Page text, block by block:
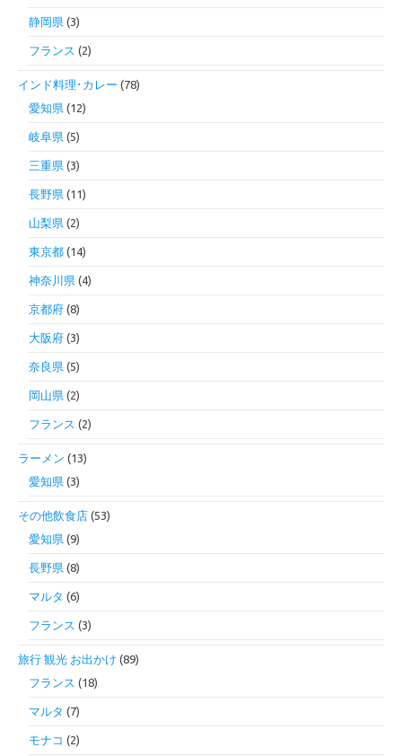
静岡県 (3)
フランス (2)
インド料理･カレー (78)
愛知県 (12)
岐阜県 (5)
三重県 (3)
長野県 (11)
山梨県 (2)
東京都 (14)
神奈川県 (4)
京都府 (8)
大阪府 (3)
奈良県 (5)
岡山県 (2)
フランス (2)
ラーメン (13)
愛知県 (3)
その他飲食店 (53)
愛知県 (9)
長野県 (8)
マルタ (6)
フランス (3)
旅行 観光 お出かけ (89)
フランス (18)
マルタ (7)
モナコ (2)